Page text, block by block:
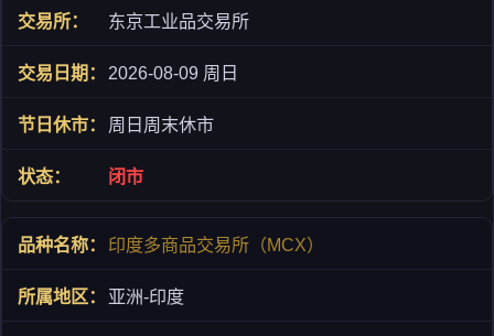
东京工业品交易所
2026-08-09 周日
周日周末休市
闭市
印度多商品交易所（MCX）
亚洲-印度